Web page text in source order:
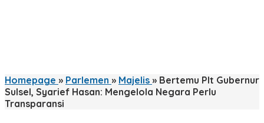
Homepage » Parlemen » Majelis » Bertemu Plt Gubernur
Sulsel, Syarief Hasan: Mengelola Negara Perlu
Transparansi